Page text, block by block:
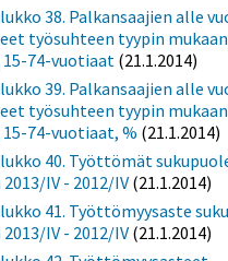
38. Palkansaajien alle
työsuhteen tyypin mukaan
15-74-vuotiaat (21.1.2014)
39. Palkansaajien alle
työsuhteen tyypin mukaan
15-74-vuotiaat, % (21.1.2014)
40. Työttömät
IV - 2012/IV(21.1.2014)
41. Työttömyysaste
IV - 2012/IV(21.1.2014)